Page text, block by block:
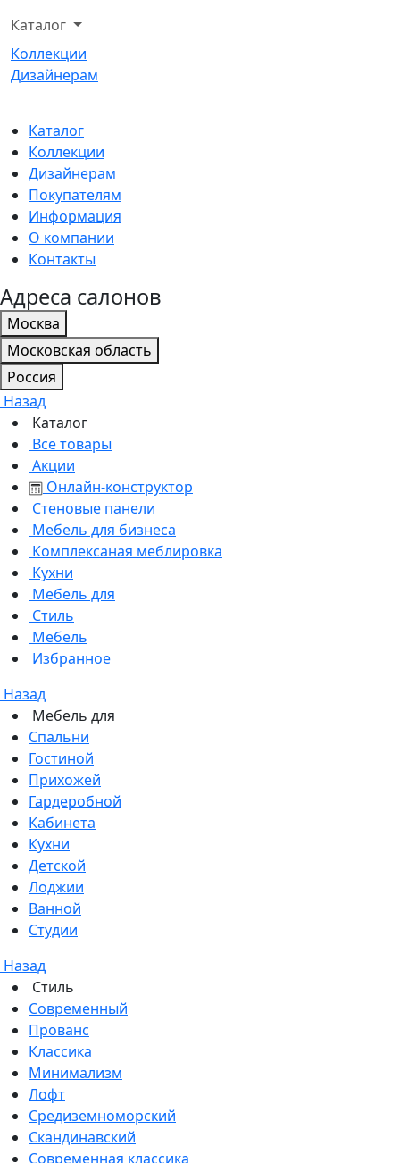
Каталог
Коллекции
Дизайнерам
Каталог
Коллекции
Дизайнерам
Покупателям
Информация
О компании
Контакты
Адреса салонов
Москва
Московская область
Россия
Назад
Каталог
Все товары
Акции
Онлайн-конструктор
Стеновые панели
Мебель для бизнеса
Комплексаная меблировка
Кухни
Мебель для
Стиль
Мебель
Избранное
Назад
Мебель для
Спальни
Гостиной
Прихожей
Гардеробной
Кабинета
Кухни
Детской
Лоджии
Ванной
Студии
Назад
Стиль
Современный
Прованс
Классика
Минимализм
Лофт
Средиземноморский
Скандинавский
Современная классика